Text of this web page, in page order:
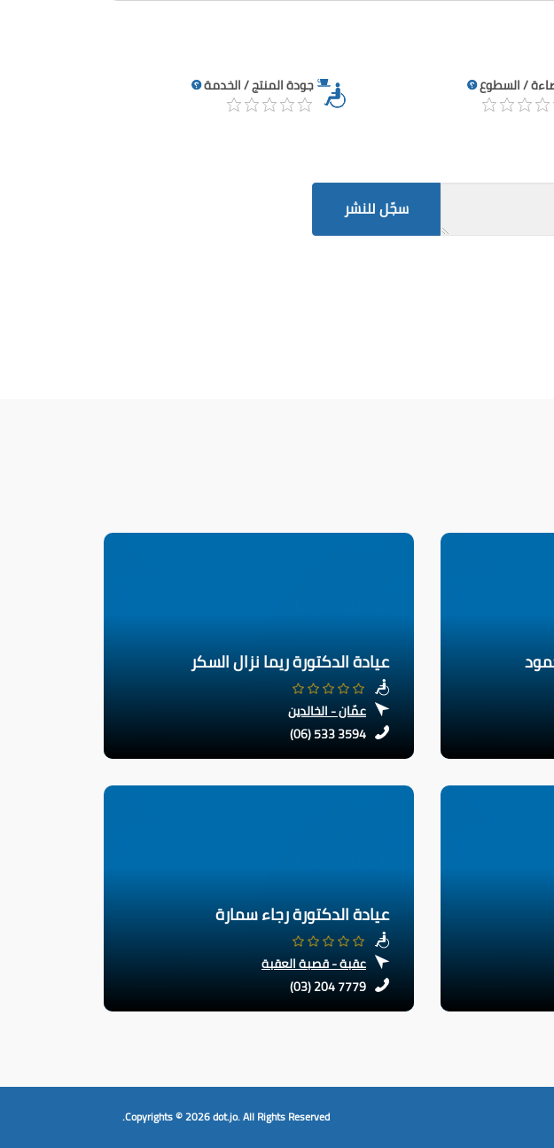
/ السطوع جودة المنتج / الخدمة
سجّل للنشر
عيادة الدكتورة ريما نزال السكر
عمّان - الخالدين
(06) 533 3594
عيادة الدكتورة رجاء سمارة
عقبة - قصبة العقبة
(03) 204 7779
Copyrights © 2026dot.jo.All Rights Reserved.